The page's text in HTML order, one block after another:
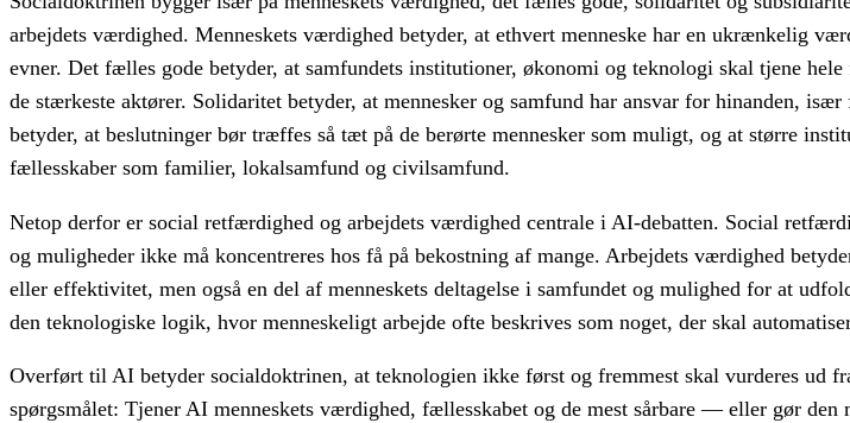
arbejdets værdighed. Menneskets værdighed betyder, at ethvert menneske har en ukrænkelig
evner. Det fælles gode betyder, at samfundets institutioner, økonomi og teknologi skal tjene
de stærkeste aktører. Solidaritet betyder, at mennesker og samfund har ansvar for hinanden,
betyder, at beslutninger bør træffes så tæt på de berørte mennesker som muligt, og at større
fællesskaber som familier, lokalsamfund og civilsamfund.
Netop derfor er social retfærdighed og arbejdets værdighed centrale i AI-debatten. Social
og muligheder ikke må koncentreres hos få på bekostning af mange. Arbejdets værdighed
eller effektivitet, men også en del af menneskets deltagelse i samfundet og mulighed for at
den teknologiske logik, hvor menneskeligt arbejde ofte beskrives som noget, der skal
Overført til AI betyder socialdoktrinen, at teknologien ikke først og fremmest skal vurderes ud
spørgsmålet: Tjener AI menneskets værdighed, fællesskabet og de mest sårbare — eller gør